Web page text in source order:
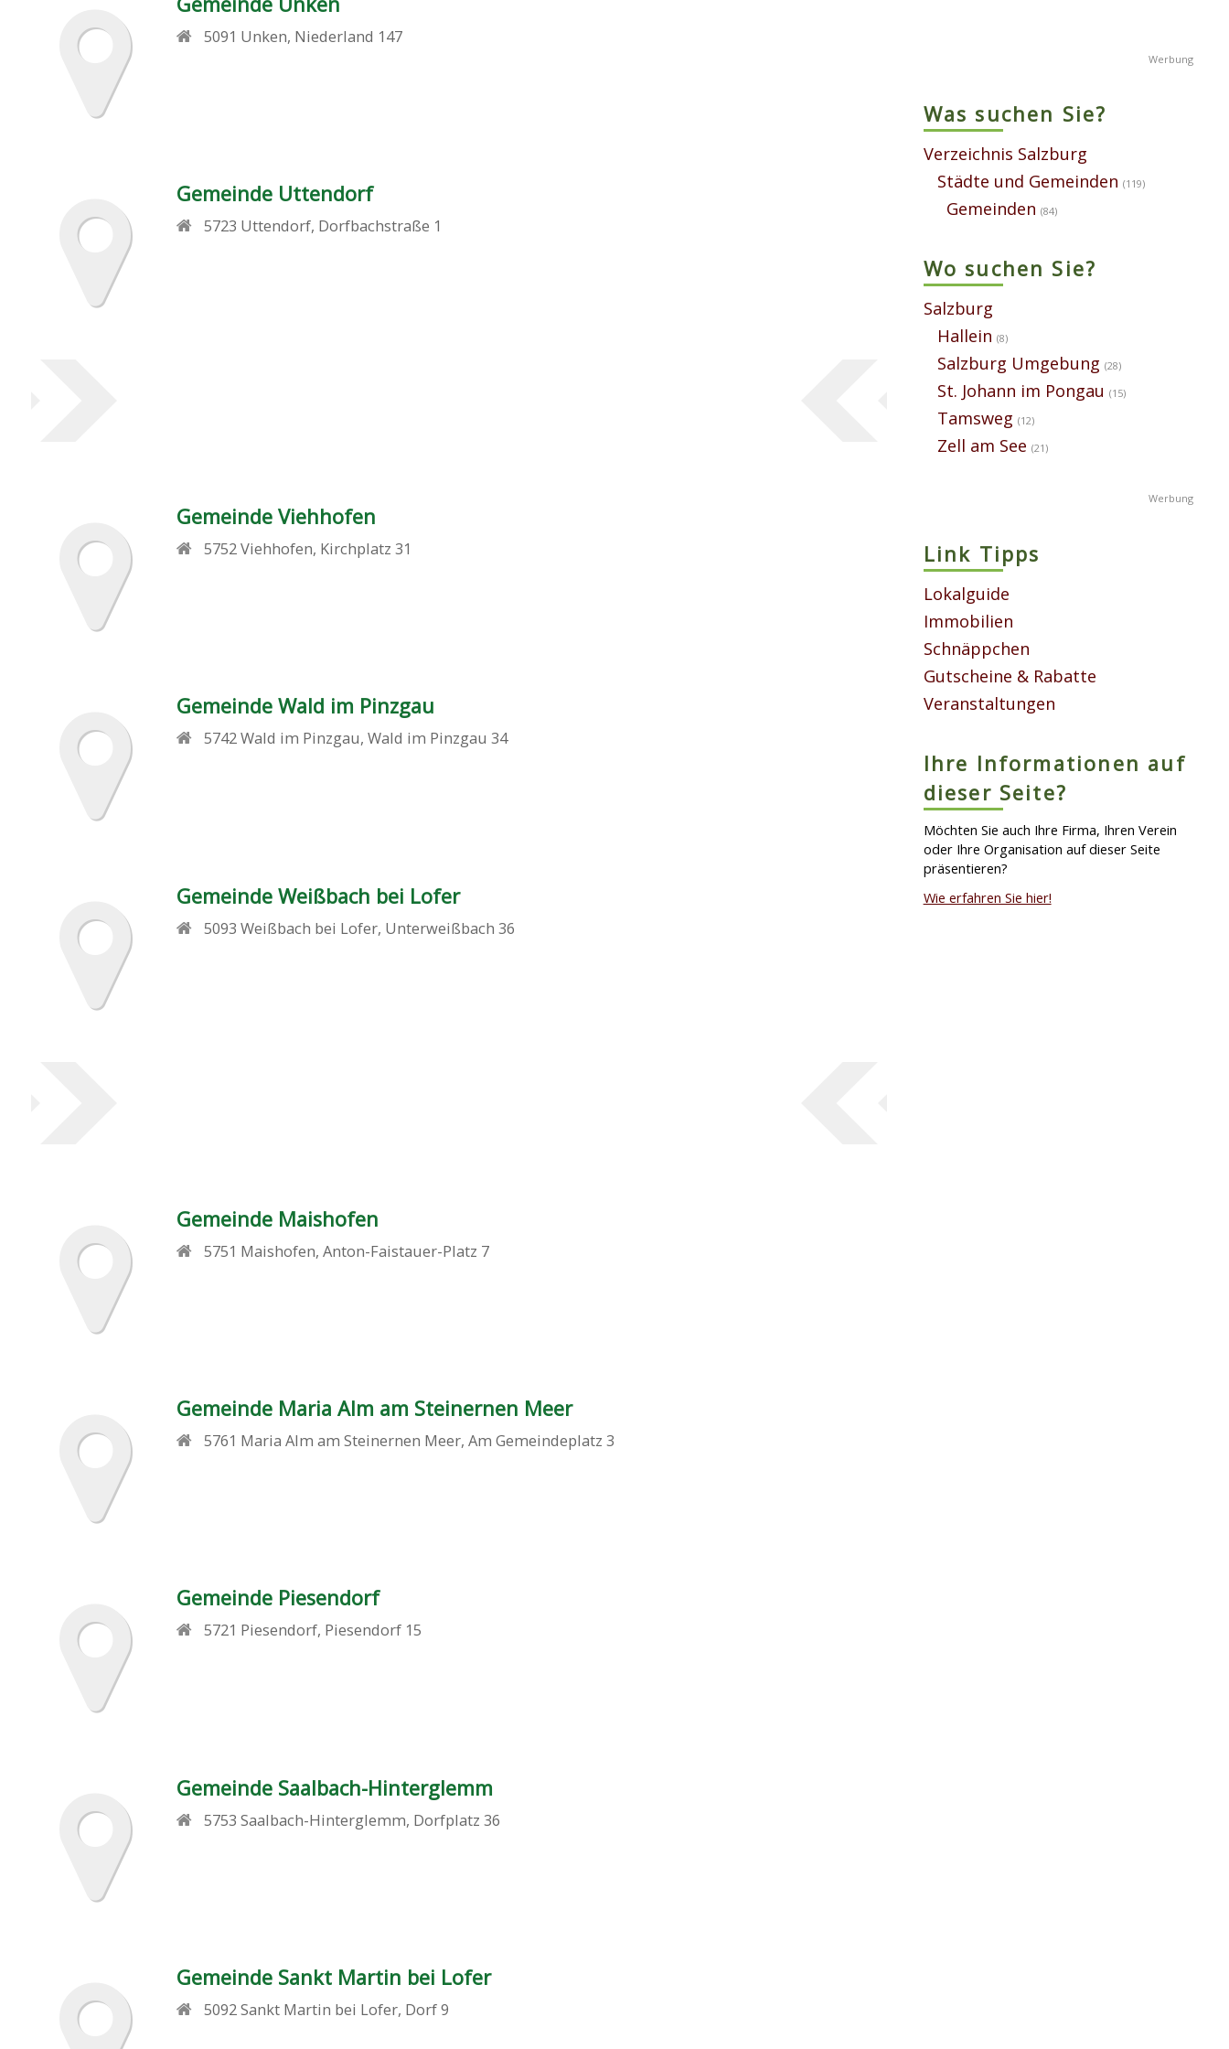
5091 Unken, Niederland 147
Gemeinde Uttendorf
5723 Uttendorf, Dorfbachstraße 1
Gemeinde Viehhofen
5752Viehhofen, Kirchplatz 31
Gemeinde Wald im Pinzgau
5742Wald im Pinzgau,Wald im Pinzgau 34
Gemeinde Weißbach bei Lofer
5093 Weißbach bei Lofer, Unterweißbach 36
Gemeinde Maishofen
5751 Maishofen,Anton-Faistauer-Platz 7
Gemeinde Maria Alm am Steinernen Meer
5761 Maria Alm am Steinernen Meer,Am Gemeindeplatz 3
Gemeinde Piesendorf
5721 Piesendorf, Piesendorf 15
Gemeinde Saalbach-Hinterglemm
5753 Saalbach-Hinterglemm, Dorfplatz 36
Gemeinde Sankt Martin bei Lofer
5092Sankt Martin bei Lofer, Dorf 9
Was suchen Sie?
Verzeichnis Salzburg
Städte und Gemeinden (119)
Gemeinden (84)
Wo suchen Sie?
Salzburg
Hallein (8)
Salzburg Umgebung (28)
St. Johann im Pongau (15)
Tamsweg (12)
Zell am See (21)
Link Tipps
Lokalguide
Immobilien
Schnäppchen
Gutscheine & Rabatte
Veranstaltungen
Ihre Informationen auf
dieser Seite?
Möchten Sie auch Ihre Firma, Ihren Verein
oder Ihre Organisation auf dieser Seite
präsentieren?
Wie erfahren Sie hier!